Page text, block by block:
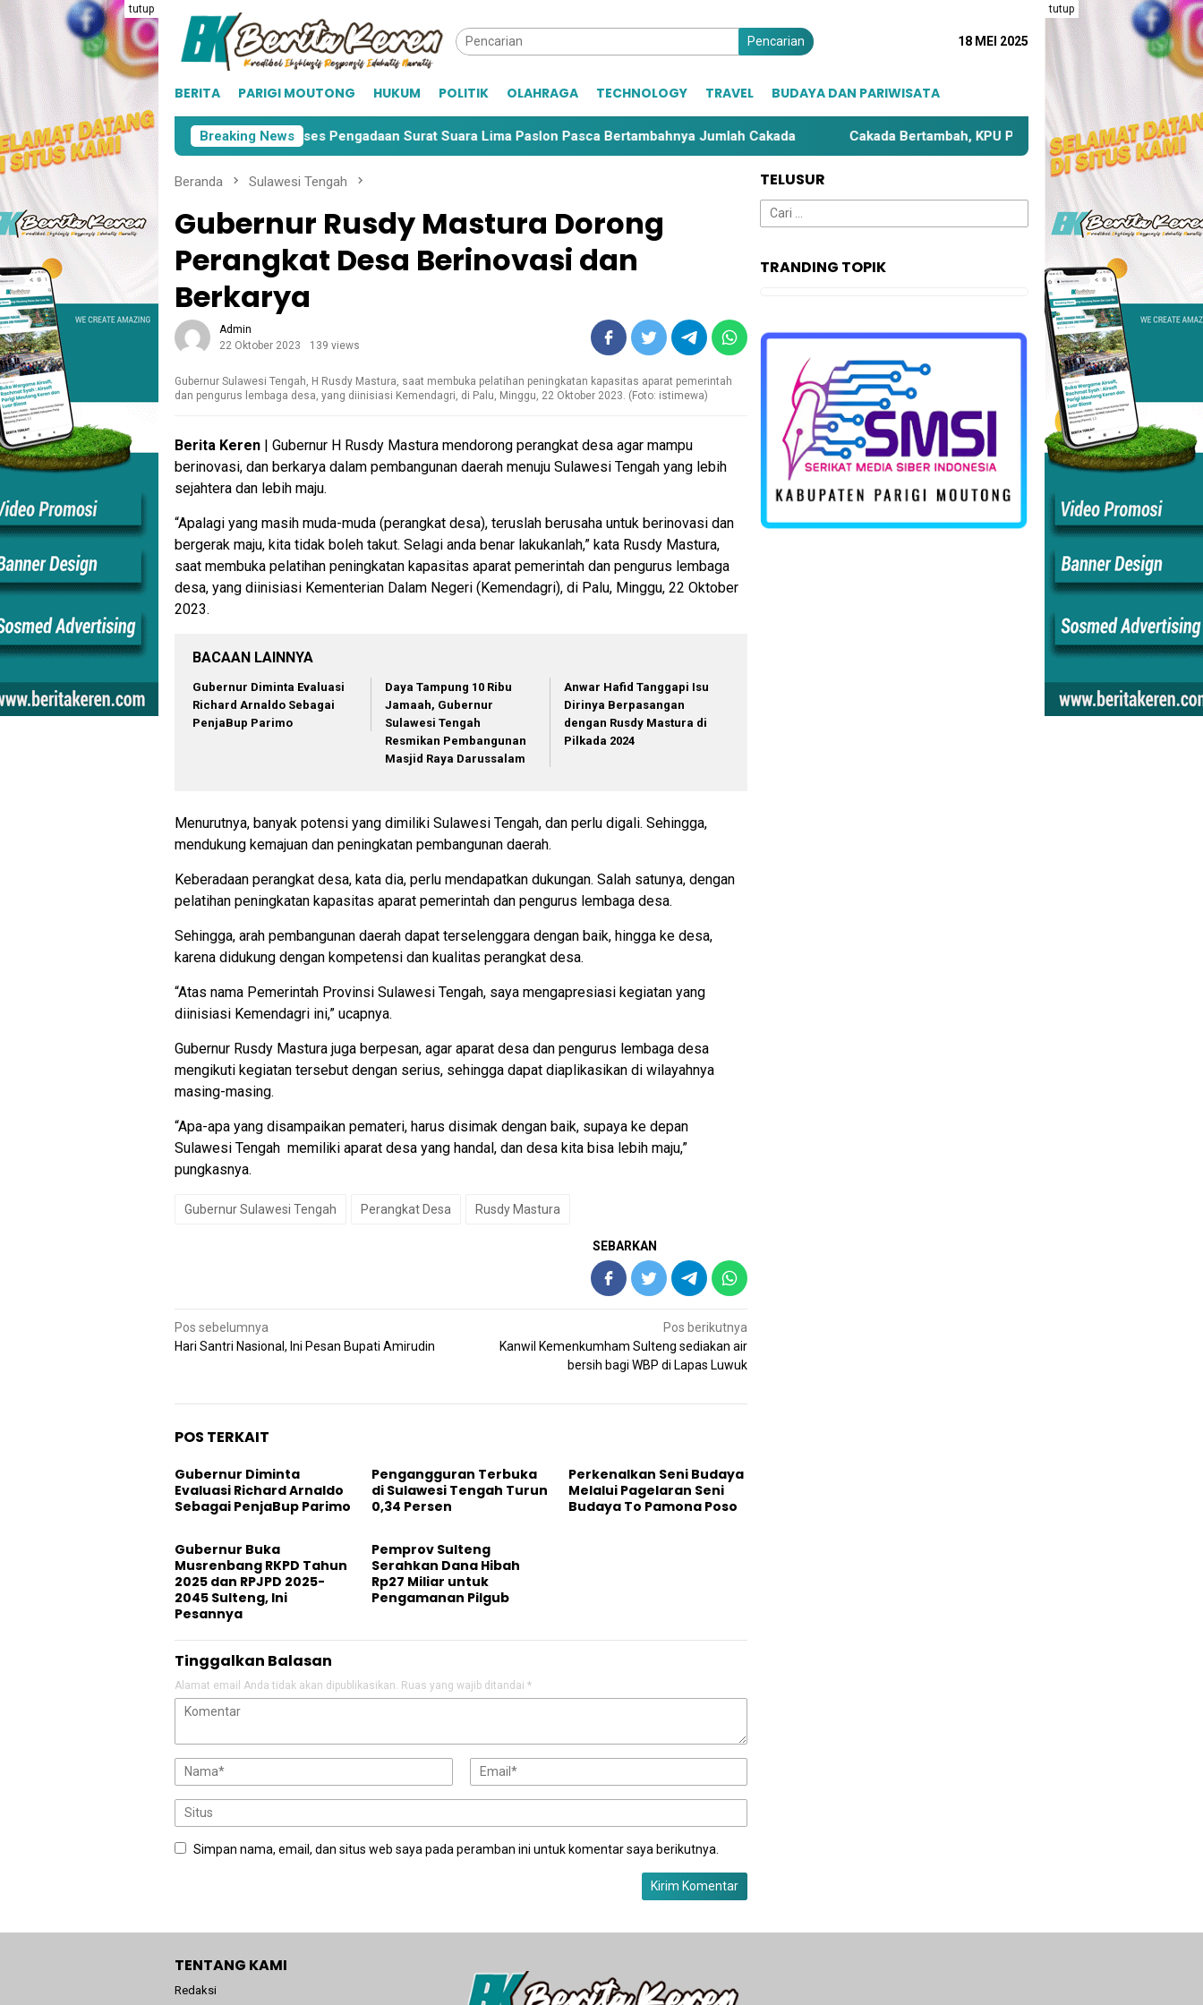
tutup tutup
Pencarian 18 MEI 2025
BERITA PARIGI MOUTONG HUKUM POLITIK OLAHRAGA TECHNOLOGY TRAVEL BUDAYA DAN PARIWISATA
Breaking News
KPU Parimo Mulai Proses Pengadaan Surat Suara Lima Paslon Pasca Bertambahnya Jumlah Cakada Cakada Bertambah, KPU Parimo Bahas Kembali Zona Kampanye
Beranda Sulawesi Tengah
Gubernur Rusdy Mastura Dorong
Perangkat Desa Berinovasi dan
Berkarya
Admin
22 Oktober 2023
139 views
Gubernur Sulawesi Tengah, H Rusdy Mastura, saat membuka pelatihan peningkatan kapasitas aparat pemerintah
dan pengurus lembaga desa, yang diinisiasi Kemendagri, di Palu, Minggu, 22 Oktober 2023. (Foto: istimewa)
Berita Keren | Gubernur H Rusdy Mastura mendorong perangkat desa agar mampu
berinovasi, dan berkarya dalam pembangunan daerah menuju Sulawesi Tengah yang lebih
sejahtera dan lebih maju.
“Apalagi yang masih muda-muda (perangkat desa), teruslah berusaha untuk berinovasi dan
bergerak maju, kita tidak boleh takut. Selagi anda benar lakukanlah,” kata Rusdy Mastura,
saat membuka pelatihan peningkatan kapasitas aparat pemerintah dan pengurus lembaga
desa, yang diinisiasi Kementerian Dalam Negeri (Kemendagri), di Palu, Minggu, 22 Oktober
2023.
BACAAN LAINNYA
Gubernur Diminta Evaluasi
Richard Arnaldo Sebagai
PenjaBup Parimo
Daya Tampung 10 Ribu
Jamaah, Gubernur
Sulawesi Tengah
Resmikan Pembangunan
Masjid Raya Darussalam
Anwar Hafid Tanggapi Isu
Dirinya Berpasangan
dengan Rusdy Mastura di
Pilkada 2024
Menurutnya, banyak potensi yang dimiliki Sulawesi Tengah, dan perlu digali. Sehingga,
mendukung kemajuan dan peningkatan pembangunan daerah.
Keberadaan perangkat desa, kata dia, perlu mendapatkan dukungan. Salah satunya, dengan
pelatihan peningkatan kapasitas aparat pemerintah dan pengurus lembaga desa.
Sehingga, arah pembangunan daerah dapat terselenggara dengan baik, hingga ke desa,
karena didukung dengan kompetensi dan kualitas perangkat desa.
“Atas nama Pemerintah Provinsi Sulawesi Tengah, saya mengapresiasi kegiatan yang
diinisiasi Kemendagri ini,” ucapnya.
Gubernur Rusdy Mastura juga berpesan, agar aparat desa dan pengurus lembaga desa
mengikuti kegiatan tersebut dengan serius, sehingga dapat diaplikasikan di wilayahnya
masing-masing.
“Apa-apa yang disampaikan pemateri, harus disimak dengan baik, supaya ke depan
Sulawesi Tengah memiliki aparat desa yang handal, dan desa kita bisa lebih maju,”
pungkasnya.
Gubernur Sulawesi Tengah Perangkat Desa Rusdy Mastura
SEBARKAN
Navigasi
pos
Pos sebelumnya
Hari Santri Nasional, Ini Pesan Bupati Amirudin
Pos berikutnya
Kanwil Kemenkumham Sulteng sediakan air
bersih bagi WBP di Lapas Luwuk
POS TERKAIT
Gubernur Diminta
Evaluasi Richard Arnaldo
Sebagai PenjaBup Parimo
Pengangguran Terbuka
di Sulawesi Tengah Turun
0,34 Persen
Perkenalkan Seni Budaya
Melalui Pagelaran Seni
Budaya To Pamona Poso
Gubernur Buka
Musrenbang RKPD Tahun
2025 dan RPJPD 2025-
2045 Sulteng, Ini
Pesannya
Pemprov Sulteng
Serahkan Dana Hibah
Rp27 Miliar untuk
Pengamanan Pilgub
Tinggalkan Balasan
Alamat email Anda tidak akan dipublikasikan. Ruas yang wajib ditandai *
Simpan nama, email, dan situs web saya pada peramban ini untuk komentar saya berikutnya.
TELUSUR
Cari
untuk:
TRANDING TOPIK
TENTANG KAMI
Redaksi